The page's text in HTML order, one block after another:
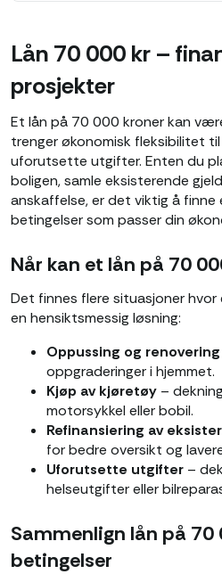
Lån 70 000 kr –
prosjekter
Et lån på 70 000 kroner kan
trenger økonomisk fleksibilitet
uforutsette utgifter. Enten du
boligen, samle eksisterende
anskaffelse, er det viktig å finne
betingelser som passer din
Når kan et lån på 70
Det finnes flere situasjoner
en hensiktsmessig løsning:
Oppussing og renovering
oppgraderinger i hjemmet.
Kjøp av kjøretøy –
motorsykkel eller bobil.
Refinansiering av
for bedre oversikt og
Uforutsette utgifter –
helseutgifter eller
Sammenlign lån på 70
betingelser